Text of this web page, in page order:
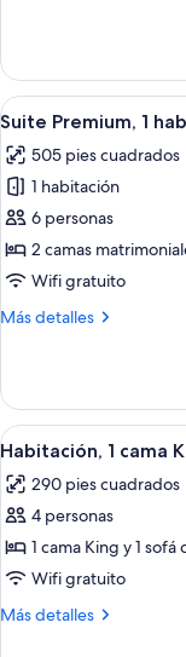
(Kids
Eat
Free
-
max
2)
estándar,
camas
(Kids
Eat
Free
-
max
2)
Abrir
todas
las
fotos
de
Suite
Premium,
habitación
6
Suite Premium, 1
505 pies cuadrados
1 habitación
6 personas
2 camas
Wifi gratuito
Más detalles
Más
Premium,
habitación
Abrir
todas
las
fotos
de
Habitación,
1
3
Habitación, 1 cama
290 pies cuadrados
4 personas
1 cama King y 1
Wifi gratuito
Más detalles
Más